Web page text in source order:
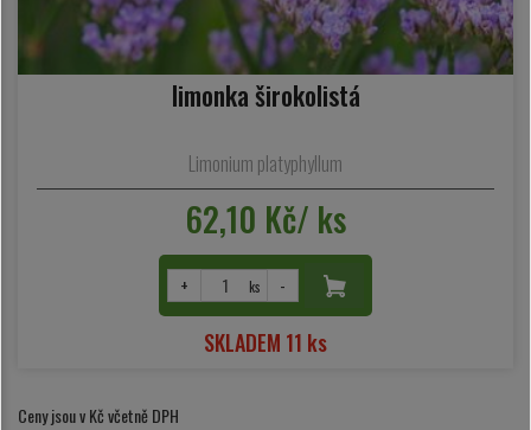
limonka širokolistá
Limonium platyphyllum
62,10 Kč/ ks
+ ks -
SKLADEM 11 ks
Ceny jsou v Kč včetně DPH